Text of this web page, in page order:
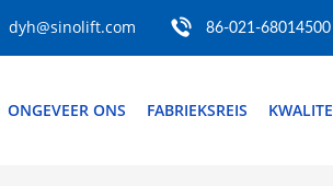
dyh@sinolift.com 86-021-68014500
ONGEVEER ONS FABRIEKSREIS